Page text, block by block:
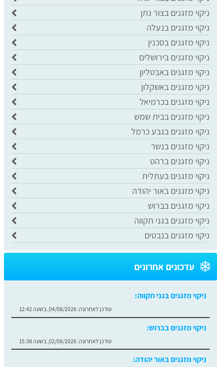
ניקוי מזגנים בצור נתן
ניקוי מזגנים בנעלה
ניקוי מזגנים בסכנין
ניקוי מזגנים בירושלים
ניקוי מזגנים באבטליון
ניקוי מזגנים באשקלון
ניקוי מזגנים בכרמיאל
ניקוי מזגנים בבית שמש
ניקוי מזגנים בגבע כרמל
ניקוי מזגנים בנשר
ניקוי מזגנים ברהט
ניקוי מזגנים בעתלית
ניקוי מזגנים באור יהודה
ניקוי מזגנים בברוש
ניקוי מזגנים בגני תקווה
ניקוי מזגנים בנבטים
עדכונים אחרונים
ניקוי מזגנים בגני תקווה:
עודכן לאחרונה: 04/08/2026, בשעה 12:42
ניקוי מזגנים בברוש:
עודכן לאחרונה: 02/08/2026, בשעה 15:38
ניקוי מזגנים באור יהודה: